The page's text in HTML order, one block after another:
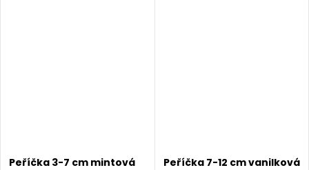
Peříčka 3-7 cm mintová Peříčka 7-12 cm vanilková